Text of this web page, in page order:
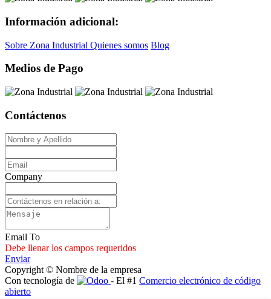
Información adicional:
Sobre Zona Industrial Quienes somos Blog
Medios de Pago
Contáctenos
Company
Email To
Debe llenar los campos requeridos
Enviar
Copyright © Nombre de la empresa
Con tecnología de
- El #1 Comercio electrónico de código
abierto